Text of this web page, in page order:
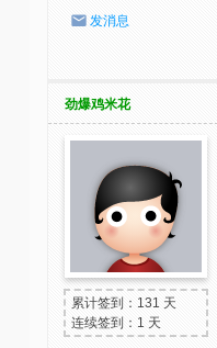
发消息
劲爆鸡米花
累计签到：131 天
连续签到：1 天